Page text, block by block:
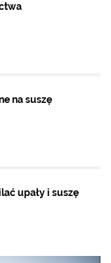
na suszę
upały i suszę